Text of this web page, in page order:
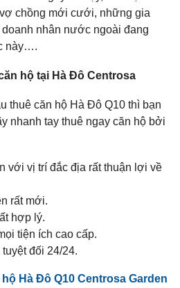
chồng mới cưới, những gia
nhân nước ngoài đang
này….
hộ tại Hà Đô Centrosa
thuê căn hộ Hà Đô Q10 thì bạn
nhanh tay thuê ngay căn hộ bởi
với vị trí đắc địa rất thuận lợi về
rất mới.
hợp lý.
tiện ích cao cấp.
đối 24/24.
Hà Đô Q10 Centrosa Garden